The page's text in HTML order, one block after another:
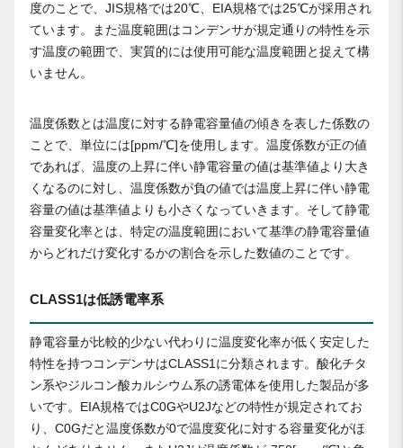
度のことで、JIS規格では20℃、EIA規格では25℃が採用され
ています。また温度範囲はコンデンサが規定通りの特性を示
す温度の範囲で、実質的には使用可能な温度範囲と捉えて構
いません。
温度係数とは温度に対する静電容量値の傾きを表した係数の
ことで、単位には[ppm/℃]を使用します。温度係数が正の値
であれば、温度の上昇に伴い静電容量の値は基準値より大き
くなるのに対し、温度係数が負の値では温度上昇に伴い静電
容量の値は基準値よりも小さくなっていきます。そして静電
容量変化率とは、特定の温度範囲において基準の静電容量値
からどれだけ変化するかの割合を示した数値のことです。
CLASS1は低誘電率系
静電容量が比較的少ない代わりに温度変化率が低く安定した
特性を持つコンデンサはCLASS1に分類されます。酸化チタ
ン系やジルコン酸カルシウム系の誘電体を使用した製品が多
いです。EIA規格ではC0GやU2Jなどの特性が規定されてお
り、C0Gだと温度係数が0で温度変化に対する容量変化がほ